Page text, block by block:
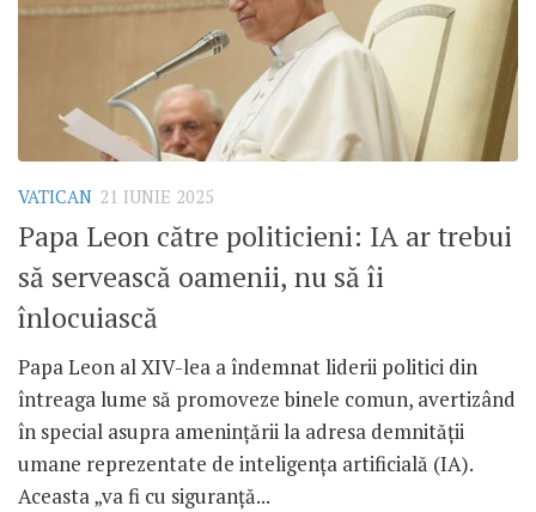
VATICAN 21 IUNIE 2025
Papa Leon către politicieni: IA ar trebui
să servească oamenii, nu să îi
înlocuiască
Papa Leon al XIV-lea a îndemnat liderii politici din
întreaga lume să promoveze binele comun, avertizând
în special asupra amenințării la adresa demnității
umane reprezentate de inteligența artificială (IA).
Aceasta „va fi cu siguranță...